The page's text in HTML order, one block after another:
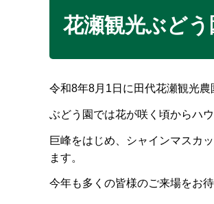
花瀬観光ぶどう
令和8年8月1日に田代花瀬観光
ぶどう園では花が咲く頃からハ
巨峰をはじめ、シャインマスカ
ます。
今年も多くの皆様のご来場をお待